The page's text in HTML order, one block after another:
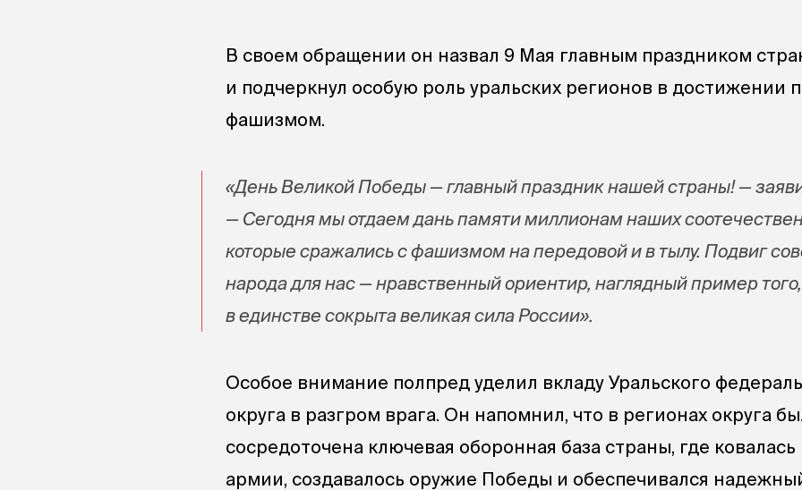
В своем обращении он назвал 9 Мая главным праздником
и подчеркнул особую роль уральских регионов в достижении
фашизмом.
«День Великой Победы — главный праздник нашей страны! —
— Сегодня мы отдаем дань памяти миллионам наших
которые сражались с фашизмом на передовой и в тылу. Подвиг
народа для нас — нравственный ориентир, наглядный пример
в единстве сокрыта великая сила России».
Особое внимание полпред уделил вкладу Уральского
округа в разгром врага. Он напомнил, что в регионах округа
сосредоточена ключевая оборонная база страны, где
армии, создавалось оружие Победы и обеспечивался